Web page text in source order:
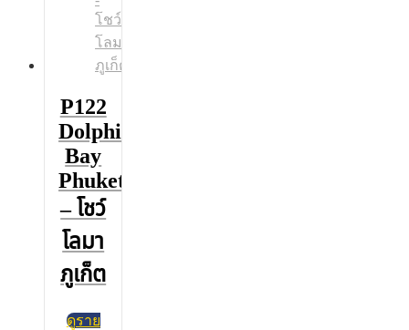
P122
Dolphins
Bay
Phuket
– โชว์
โลมา
ภูเก็ต
ดูราย